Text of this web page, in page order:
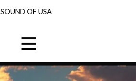
SOUND OF USA